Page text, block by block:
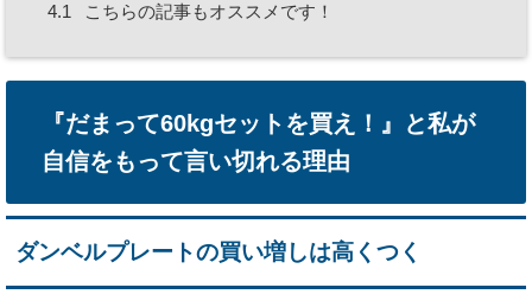
4.1 こちらの記事もオススメです！
『だまって60kgセットを買え！』と私が
自信をもって言い切れる理由
ダンベルプレートの買い増しは高くつく